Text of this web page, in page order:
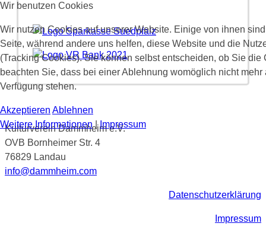
Kulturverein Dammheim e.V.
OVB Bornheimer Str. 4
76829 Landau
info@dammheim.com
Datenschutzerklärung
Impressum
Wir benutzen Cookies
Wir nutzen Cookies auf unserer Website. Einige von ihnen
Seite, während andere uns helfen, diese Website und die
(Tracking Cookies). Sie können selbst entscheiden, ob Sie
beachten Sie, dass bei einer Ablehnung womöglich nicht
Verfügung stehen.
Akzeptieren Ablehnen
Weitere Informationen|Impressum